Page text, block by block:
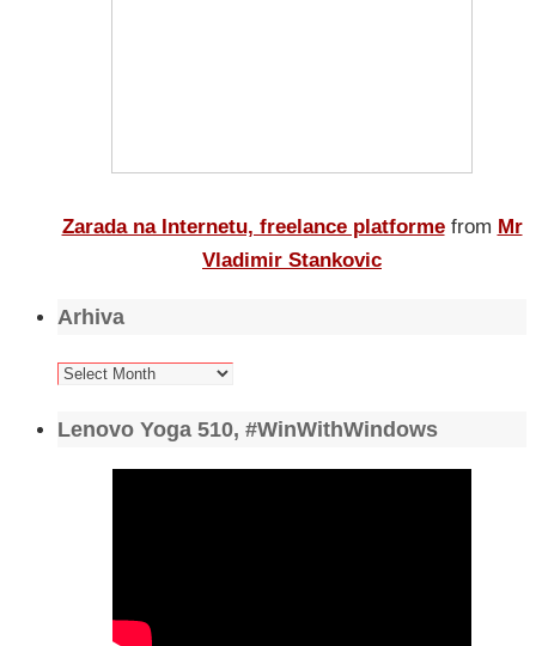
Zarada na Internetu, freelance platforme from Mr
Vladimir Stankovic
Arhiva
Arhiva
Lenovo Yoga 510, #WinWithWindows